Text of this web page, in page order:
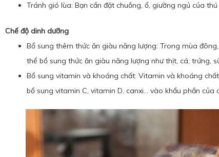
Tránh gió lùa: Bạn cần đặt chuồng, ổ, giường ngủ của
Chế độ dinh dưỡng
Bổ sung thêm thức ăn giàu năng lượng: Trong mùa
thể bổ sung thức ăn giàu năng lượng như thịt, cá, trứng,
Bổ sung vitamin và khoáng chất: Vitamin và khoáng
bổ sung vitamin C, vitamin D, canxi… vào khẩu phần của